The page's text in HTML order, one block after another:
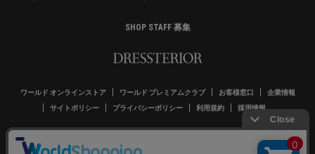
SHOP STAFF 募集
ワールド オンラインストア ワールド プレミアムクラブ お客様窓口
企業情報
サイトポリシー
プライバシーポリシー 利用規約 採用情報
Copyrights © WORLD CO.,LTD. All rights reserved.